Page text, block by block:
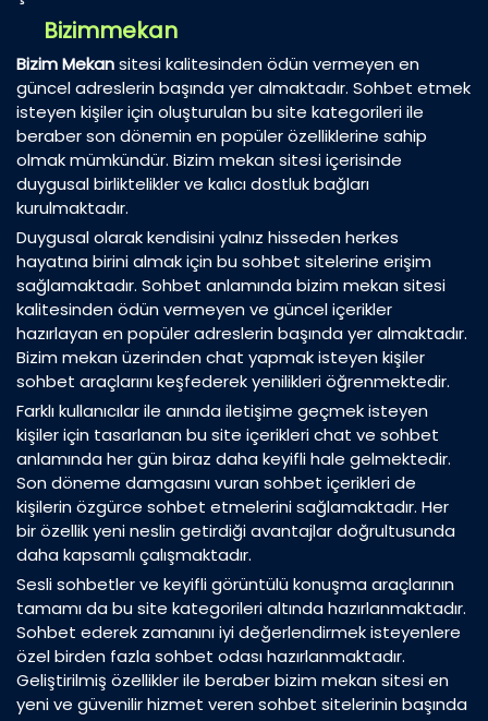
Bizimmekan
Bizim Mekansitesi kalitesinden ödün vermeyen en
güncel adreslerin başında yer almaktadır. Sohbet etmek
isteyen kişiler için oluşturulan bu site kategorileri ile
beraber son dönemin en popüler özelliklerine sahip
olmak mümkündür. Bizim mekan sitesi içerisinde
duygusal birliktelikler ve kalıcı dostluk bağları
kurulmaktadır.
Duygusal olarak kendisini yalnız hisseden herkes
hayatına birini almak için bu sohbet sitelerine erişim
sağlamaktadır. Sohbet anlamında bizim mekan sitesi
kalitesinden ödün vermeyen ve güncel içerikler
hazırlayan en popüler adreslerin başında yer almaktadır.
Bizim mekan üzerinden chat yapmak isteyen kişiler
sohbet araçlarını keşfederek yenilikleri öğrenmektedir.
Farklı kullanıcılar ile anında iletişime geçmek isteyen
kişiler için tasarlanan bu site içerikleri chat ve sohbet
anlamında her gün biraz daha keyifli hale gelmektedir.
Son döneme damgasını vuran sohbet içerikleri de
kişilerin özgürce sohbet etmelerini sağlamaktadır. Her
bir özellik yeni neslin getirdiği avantajlar doğrultusunda
daha kapsamlı çalışmaktadır.
Sesli sohbetler ve keyifli görüntülü konuşma araçlarının
tamamı da bu site kategorileri altında hazırlanmaktadır.
Sohbet ederek zamanını iyi değerlendirmek isteyenlere
özel birden fazla sohbet odası hazırlanmaktadır.
Geliştirilmiş özellikler ile beraber bizim mekan sitesi en
yeni ve güvenilir hizmet veren sohbet sitelerinin başında